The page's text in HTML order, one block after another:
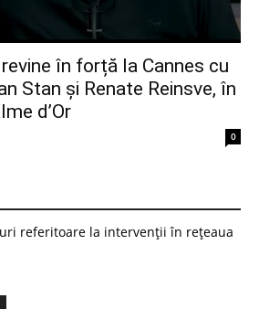
în forță la Cannes cu
Stan și Renate Reinsve, în
d’Or
0
referitoare la intervenții în rețeaua